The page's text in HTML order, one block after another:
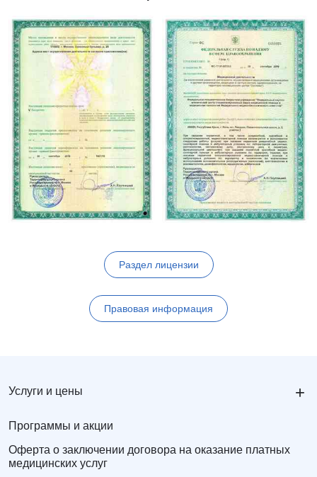
Раздел лицензии
Правовая информация
Услуги и цены +
Программы и акции
Оферта о заключении договора на оказание платных
медицинских услуг